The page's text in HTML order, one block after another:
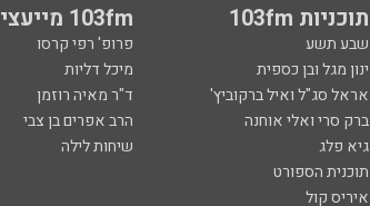
תוכניות 103fm 103fm מייעצים
שבע תשע פרופ' רפי קרסו
ינון מגל ובן כספית
מיכל דליות
אראל סג"ל ואיל ברקוביץ'
ד"ר מאיה רוזמן
ברק סרי ואלי אוחנה
הרב אפרים בן צבי
גיא פלג
שיחות לילה
תוכנית הספורט
איריס קול